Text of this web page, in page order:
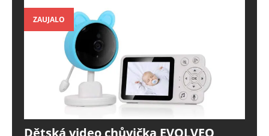
ZAUJALO
Dětská video chůvička EVOLVEO